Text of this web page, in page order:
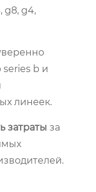
g8, g4,
b и
линеек.
затраты за